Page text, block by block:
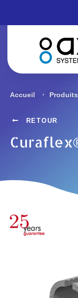
RETOUR
Accueil Produits